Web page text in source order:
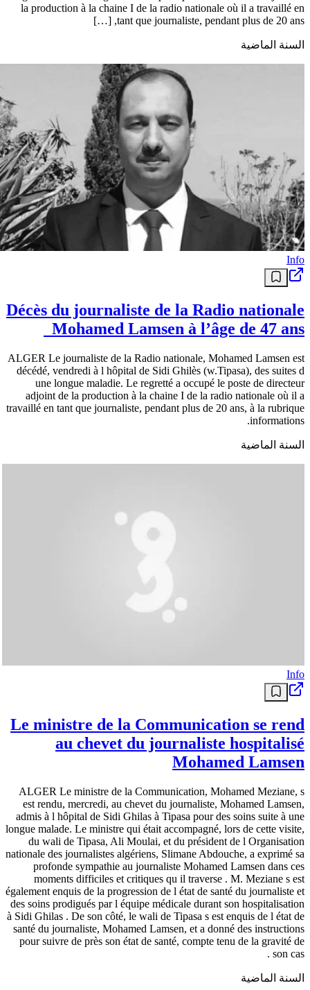
la production à la chaine I de la radio nationale où il a travaillé en
tant que journaliste, pendant plus de 20 ans, […]
السنة الماضية
Info
Décès du journaliste de la Radio nationale
Mohamed Lamsen à l’âge de 47 ans
ALGER Le journaliste de la Radio nationale, Mohamed Lamsen est
décédé, vendredi à l hôpital de Sidi Ghilès (w.Tipasa), des suites d
une longue maladie. Le regretté a occupé le poste de directeur
adjoint de la production à la chaine I de la radio nationale où il a
travaillé en tant que journaliste, pendant plus de 20 ans, à la rubrique
informations.
السنة الماضية
Info
Le ministre de la Communication se rend
au chevet du journaliste hospitalisé
Mohamed Lamsen
ALGER Le ministre de la Communication, Mohamed Meziane, s
est rendu, mercredi, au chevet du journaliste, Mohamed Lamsen,
admis à l hôpital de Sidi Ghilas à Tipasa pour des soins suite à une
longue malade. Le ministre qui était accompagné, lors de cette visite,
du wali de Tipasa, Ali Moulai, et du président de l Organisation
nationale des journalistes algériens, Slimane Abdouche, a exprimé sa
profonde sympathie au journaliste Mohamed Lamsen dans ces
moments difficiles et critiques qu il traverse . M. Meziane s est
également enquis de la progression de l état de santé du journaliste et
des soins prodigués par l équipe médicale durant son hospitalisation
à Sidi Ghilas . De son côté, le wali de Tipasa s est enquis de l état de
santé du journaliste, Mohamed Lamsen, et a donné des instructions
pour suivre de près son état de santé, compte tenu de la gravité de
son cas .
السنة الماضية